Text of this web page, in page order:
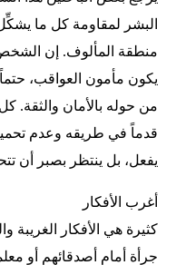
البشر لمقاومة كل ما
منطقة المألوف. إن
يكون مأمون العواقب،
من حوله بالأمان والثقة.
قدماً في طريقه وعدم
يفعل، بل ينتظر بصبر أن
أغرب الأفكار
كثيرة هي الأفكار الغريبة
جرأة أمام أصدقائهم أو